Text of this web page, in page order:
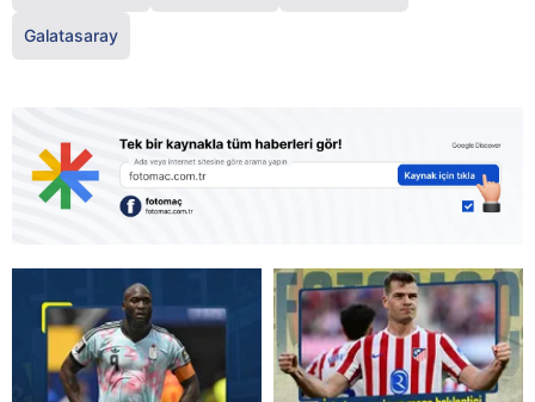
Galatasaray